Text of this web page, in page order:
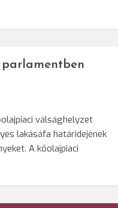
válsághelyzet
lakásáfa határidejének
A kőolajpiaci